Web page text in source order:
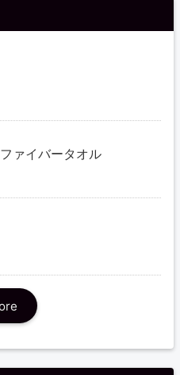
ァイバータオル